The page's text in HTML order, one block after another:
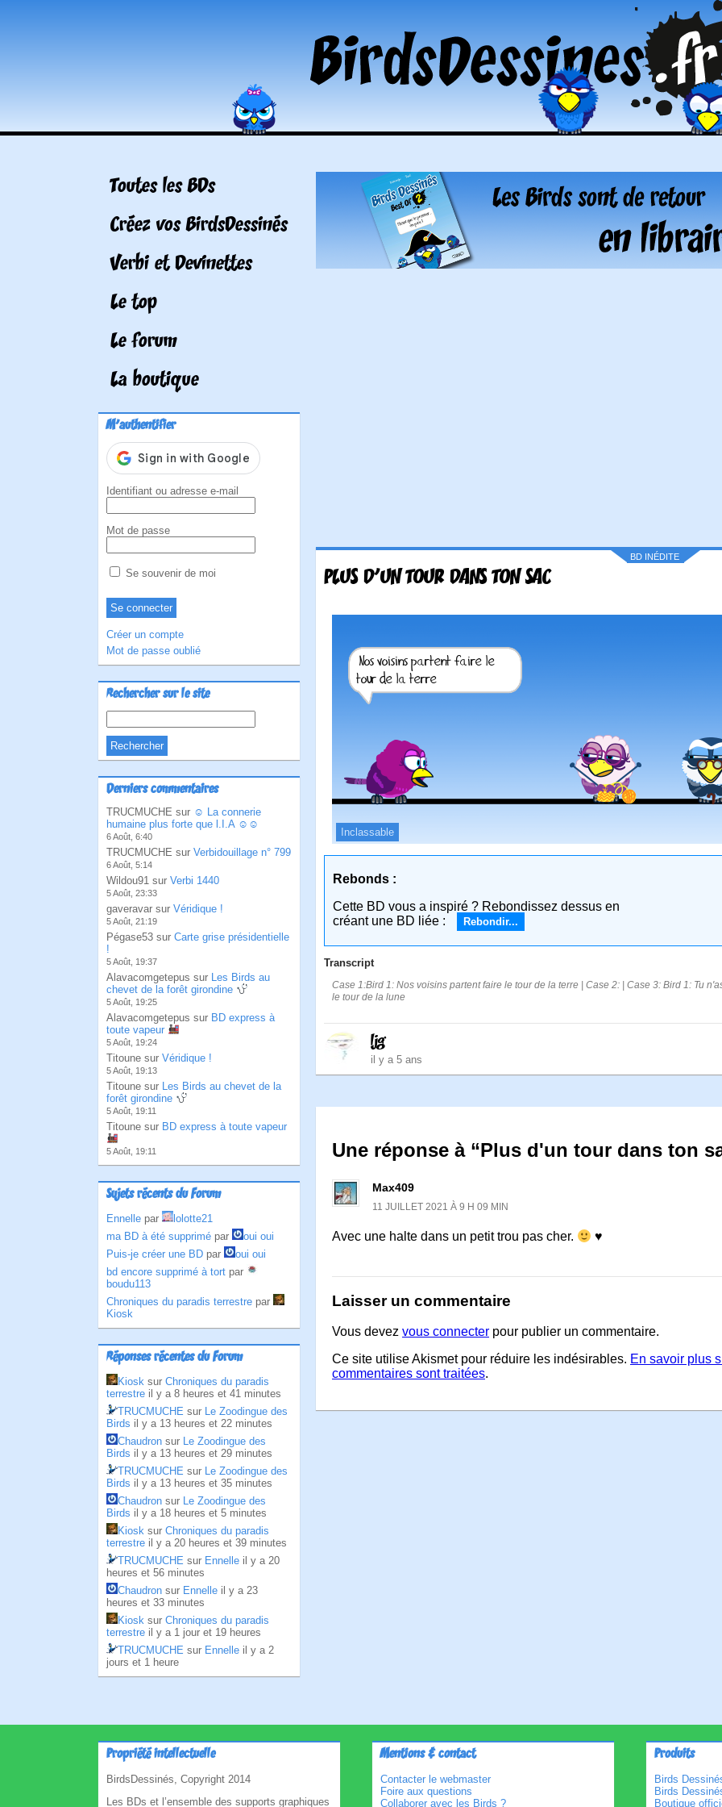
Toutes les BDs
Créez vos BirdsDessinés
Verbi et Devinettes
Le top
Le forum
La boutique
M'authentifier
Identifiant ou adresse e-mail
Mot de passe
Se souvenir de moi
Créer un compte
Mot de passe oublié
Rechercher sur le site
Derniers commentaires
TRUCMUCHE sur ☺ La connerie
humaine plus forte que l.I.A ☺☺
6 Août, 6:40
TRUCMUCHE sur Verbidouillage n° 799
6 Août, 5:14
Wildou91 sur Verbi 1440
5 Août, 23:33
gaveravar sur Véridique !
5 Août, 21:19
Pégase53 sur Carte grise présidentielle
!
5 Août, 19:37
Alavacomgetepus sur Les Birds au
chevet de la forêt girondine
5 Août, 19:25
Alavacomgetepus sur BD express à
toute vapeur
5 Août, 19:24
Titoune sur Véridique !
5 Août, 19:13
Titoune sur Les Birds au chevet de la
forêt girondine
5 Août, 19:11
Titoune sur BD express à toute vapeur
5 Août, 19:11
Sujets récents du Forum
Ennelle par
lolotte21
ma BD à été supprimé par
oui oui
Puis-je créer une BD par
oui oui
bd encore supprimé à tort par
boudu113
Chroniques du paradis terrestre par
Kiosk
Réponses récentes du Forum
Kiosk sur Chroniques du paradis
terrestre il y a 8 heures et 41 minutes
TRUCMUCHE sur Le Zoodingue des
Birds il y a 13 heures et 22 minutes
Chaudron sur Le Zoodingue des
Birds il y a 13 heures et 29 minutes
TRUCMUCHE sur Le Zoodingue des
Birds il y a 13 heures et 35 minutes
Chaudron sur Le Zoodingue des
Birds il y a 18 heures et 5 minutes
Kiosk sur Chroniques du paradis
terrestre il y a 20 heures et 39 minutes
TRUCMUCHE sur Ennelle il y a 20
heures et 56 minutes
Chaudron sur Ennelle il y a 23
heures et 33 minutes
Kiosk sur Chroniques du paradis
terrestre il y a 1 jour et 19 heures
TRUCMUCHE sur Ennelle il y a 2
jours et 1 heure
BD INÉDITE
PLUS D'UN TOUR DANS TON SAC
Inclassable
Rebonds :
Cette BD vous a inspiré ? Rebondissez dessus en
créant une BD liée :
Rebondir...
Transcript
Case 1:Bird 1: Nos voisins partent faire le tour de la terre | Case 2: | Case 3: Bird 1: Tu
le tour de la lune
ljg
il y a 5 ans
Une réponse à “Plus d'un tour dans ton
Max409
11 JUILLET 2021 À 9 H 09 MIN
Avec une halte dans un petit trou pas cher. ♥
Laisser un commentaire
Vous devez vous connecter pour publier un commentaire.
Ce site utilise Akismet pour réduire les indésirables. En savoir plus
commentaires sont traitées.
Propriété intellectuelle
BirdsDessinés, Copyright 2014
Les BDs et l’ensemble des supports graphiques
Mentions & contact
Contacter le webmaster
Foire aux questions
Collaborer avec les Birds ?
Produits
Birds
Birds
Boutique